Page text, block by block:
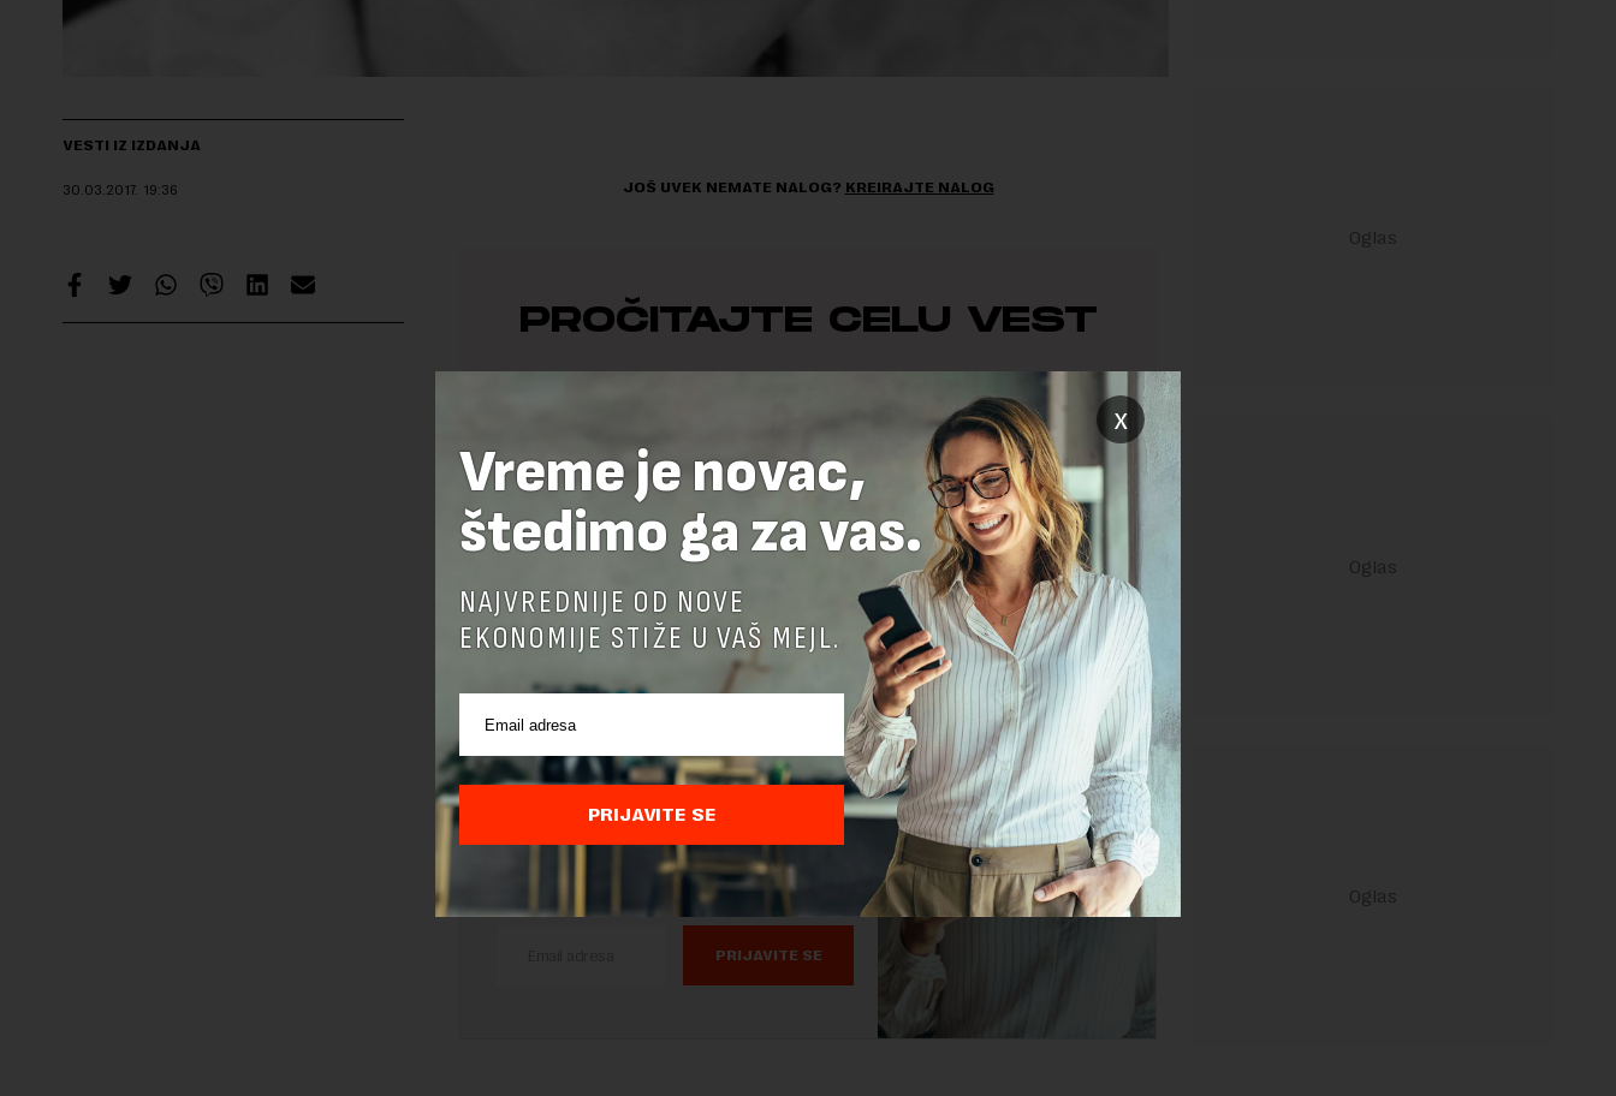
VESTI IZ IZDANJA
30.03.2017. 19:36 JOŠ UVEK NEMATE NALOG? KREIRAJTE NALOG
PROČITAJTE CELU VEST
KUPI IZDANJE PRETPLATA
Vreme je novac,
štedimo ga za
vas.
TRI STVARI KOJE TREBA DA ZNATE
STIŽU SVAKI DAN U VAŠ MEJL.
PRIJAVITE SE
x
Vreme je novac,
štedimo ga za vas.
NAJVREDNIJE OD NOVE
EKONOMIJE STIŽE U VAŠ MEJL.
PRIJAVITE SE